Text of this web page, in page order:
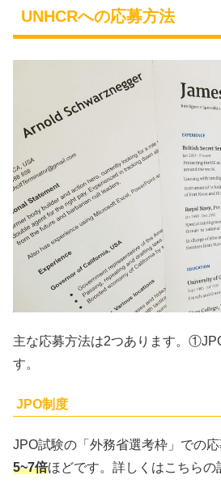
UNHCRへの応募方法
主な応募方法は2つあります。
す。
JPO制度
JPO試験の「外務省選考枠」での応
5~7倍ほどです。詳しくはこちらの